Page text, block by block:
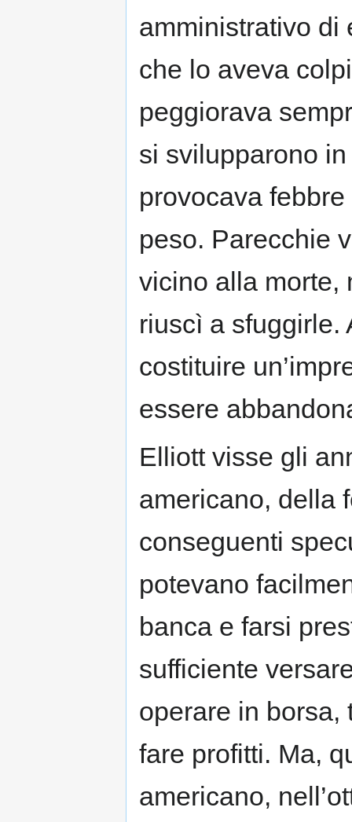
amministrativo di
che lo aveva
peggiorava
si svilupparono
provocava
peso. Parecchie
vicino alla morte,
riuscì a sfuggirle.
costituire
essere
Elliott visse gli
americano, della
conseguenti
potevano
banca e farsi
sufficiente
operare in borsa,
fare profitti. Ma,
americano,